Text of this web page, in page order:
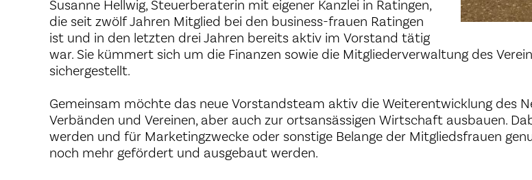
Susanne Hellwig, Steuerberaterin mit eigener Kanzlei in Ratingen,
die seit zwölf Jahren Mitglied bei den business-frauen Ratingen
ist und in den letzten drei Jahren bereits aktiv im Vorstand tätig
war. Sie kümmert sich um die Finanzen sowie die Mitgliederverwaltung des
sichergestellt.
Gemeinsam möchte das neue Vorstandsteam aktiv die Weiterentwicklung des
Verbänden und Vereinen, aber auch zur ortsansässigen Wirtschaft ausbauen.
werden und für Marketingzwecke oder sonstige Belange der Mitgliedsfrauen
noch mehr gefördert und ausgebaut werden.